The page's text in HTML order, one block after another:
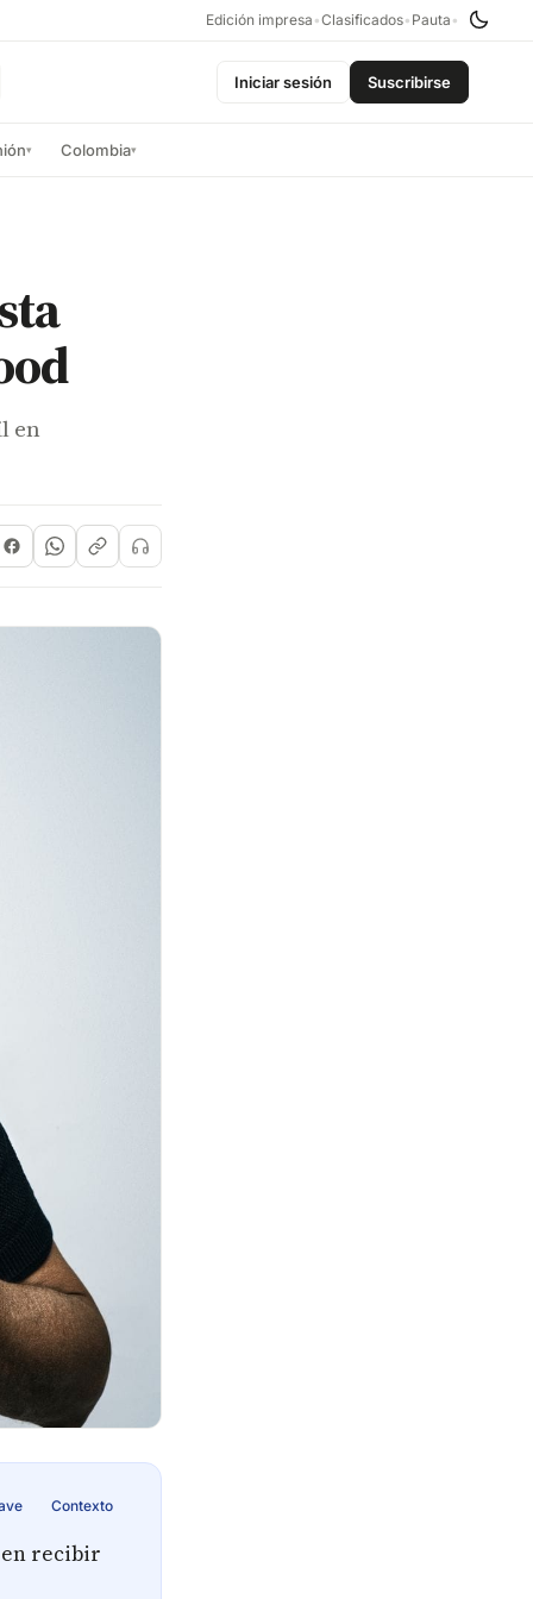
Edición impresa •Clasificados• Pauta •
Iniciar sesión Suscribirse
▾ Colombia▾
en
Contexto
en recibir